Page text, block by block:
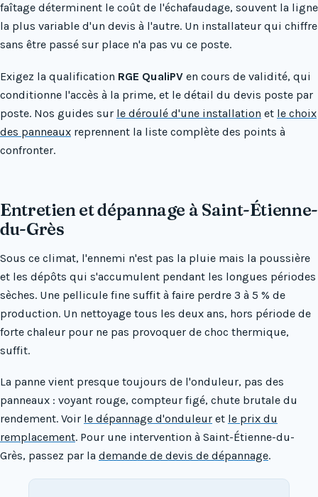
faîtage déterminent le coût de l'échafaudage, souvent la ligne
la plus variable d'un devis à l'autre. Un installateur qui chiffre
sans être passé sur place n'a pas vu ce poste.
Exigez la qualification RGE QualiPV en cours de validité, qui
conditionne l'accès à la prime, et le détail du devis poste par
poste. Nos guides sur le déroulé d'une installation et le choix
des panneaux reprennent la liste complète des points à
confronter.
Entretien et dépannage à Saint-Étienne-
du-Grès
Sous ce climat, l'ennemi n'est pas la pluie mais la poussière
et les dépôts qui s'accumulent pendant les longues périodes
sèches. Une pellicule fine suffit à faire perdre 3 à 5 % de
production. Un nettoyage tous les deux ans, hors période de
forte chaleur pour ne pas provoquer de choc thermique,
suffit.
La panne vient presque toujours de l'onduleur, pas des
panneaux : voyant rouge, compteur figé, chute brutale du
rendement. Voir le dépannage d'onduleur et le prix du
remplacement. Pour une intervention à Saint-Étienne-du-
Grès, passez par la demande de devis de dépannage.